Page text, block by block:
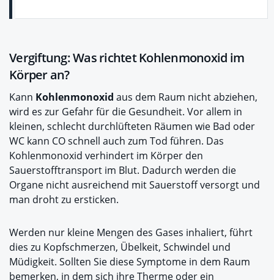
Vergiftung: Was richtet Kohlenmonoxid im
Körper an?
Kann Kohlenmonoxid aus dem Raum nicht abziehen,
wird es zur Gefahr für die Gesundheit. Vor allem in
kleinen, schlecht durchlüfteten Räumen wie Bad oder
WC kann CO schnell auch zum Tod führen. Das
Kohlenmonoxid verhindert im Körper den
Sauerstofftransport im Blut. Dadurch werden die
Organe nicht ausreichend mit Sauerstoff versorgt und
man droht zu ersticken.
Werden nur kleine Mengen des Gases inhaliert, führt
dies zu Kopfschmerzen, Übelkeit, Schwindel und
Müdigkeit. Sollten Sie diese Symptome in dem Raum
bemerken, in dem sich ihre Therme oder ein